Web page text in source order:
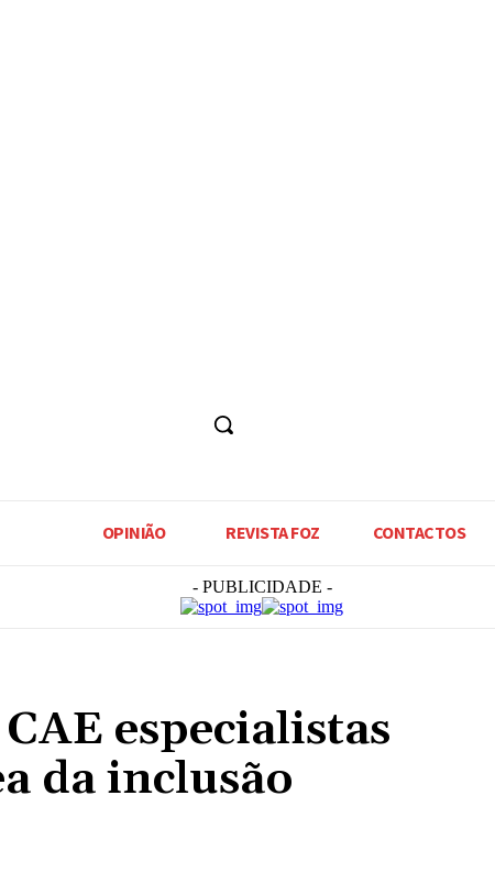
OPINIÃO REVISTA FOZ CONTACTOS
- PUBLICIDADE -
especialistas
da inclusão